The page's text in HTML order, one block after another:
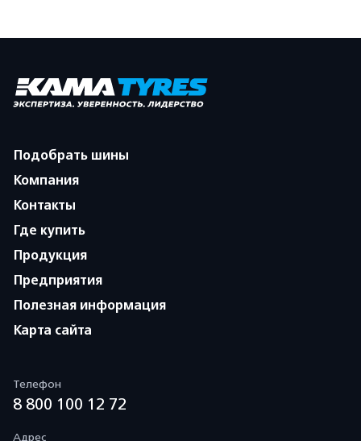
Подобрать шины
Компания
Контакты
Где купить
Продукция
Предприятия
Полезная информация
Карта сайта
Телефон
8 800 100 12 72
Адрес